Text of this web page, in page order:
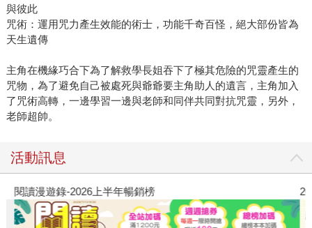
與彼此
咒術：運用咒力產生效能的術士，功能千奇百怪，絕大部份皆為
天生遺傳
主角在機緣巧合下為了解救學長姐吞下了極其危險的咒靈產生的
咒物，為了避免自己被處死與爺爺要主角助人的遺言，主角加入
了咒術高轉，一邊學習一邊與老師和同伴共同對抗咒靈，另外，
老師超帥。
活動訊息
閱讀漫遊錄-2026上半年暢銷榜